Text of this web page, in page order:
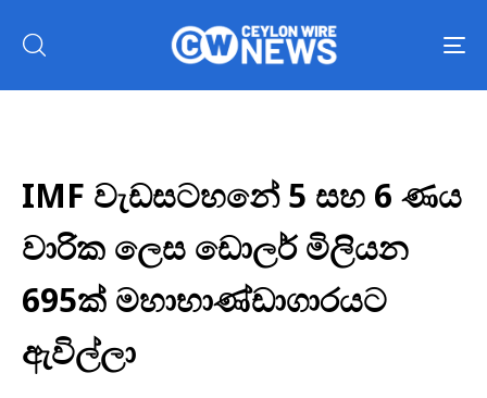
IMF වැඩසටහනේ 5 සහ 6 ණය
වාරික ලෙස ඩොලර් මිලියන
695ක් මහාභාණ්ඩාගාරයට
ඇවිල්ලා